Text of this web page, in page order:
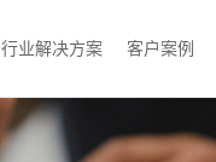
行业解决方案 客户案例